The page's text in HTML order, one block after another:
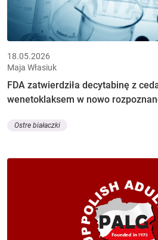
18.05.2026
Maja Własiuk
FDA zatwierdziła decytabinę z
wenetoklaksem w nowo
Ostre białaczki